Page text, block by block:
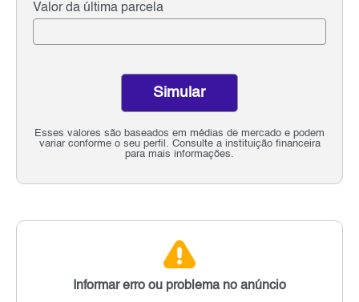
Valor da última parcela
Esses valores são baseados em médias de mercado e podem
variar conforme o seu perfil. Consulte a instituição financeira
para mais informações.
Simular
Informar erro ou problema no anúncio